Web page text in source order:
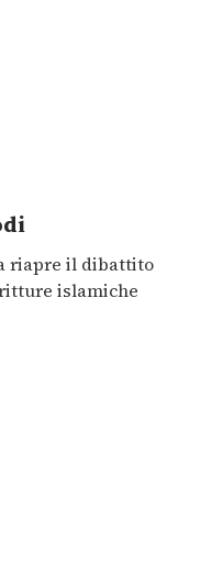
riapre il dibattito
islamiche